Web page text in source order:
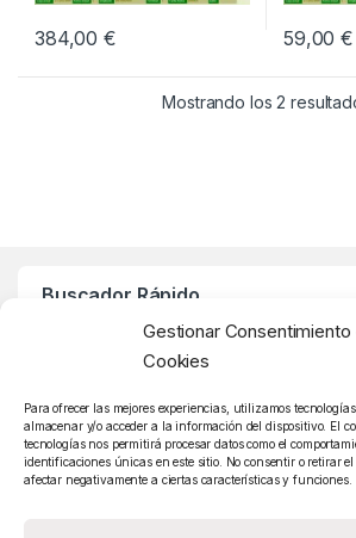
Gestionar Consentimiento
Cookies
Para ofrecer las mejores experiencias, utilizamos
almacenar y/o acceder a la información del dispositivo. El
tecnologías nos permitirá procesar datos como el
identificaciones únicas en este sitio. No consentir o retirar
afectar negativamente a ciertas características y funciones.
384,00€ 59,00€
Mostrando los 2
Buscador Rápido
Atención Cliente